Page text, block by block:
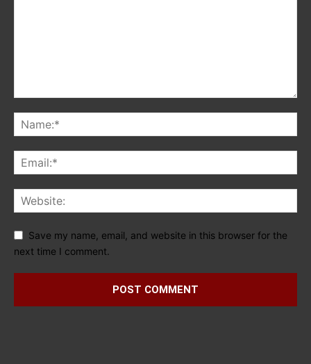
Save my name, email, and website in this browser for the
next time I comment.